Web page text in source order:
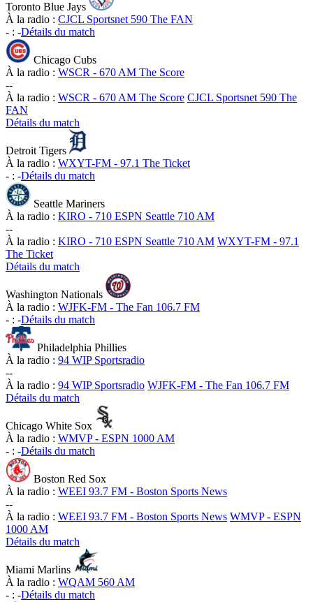
Toronto Blue Jays
À la radio : CJCL Sportsnet 590 The FAN
- : -Détails du match
Chicago Cubs
À la radio : WSCR - 670 AM The Score
--
À la radio : WSCR - 670 AM The Score CJCL Sportsnet 590 The
FAN
Détails du match
Detroit Tigers
À la radio : WXYT-FM - 97.1 The Ticket
- : -Détails du match
Seattle Mariners
À la radio : KIRO - 710 ESPN Seattle 710 AM
--
À la radio : KIRO - 710 ESPN Seattle 710 AM WXYT-FM - 97.1
The Ticket
Détails du match
Washington Nationals
À la radio : WJFK-FM - The Fan 106.7 FM
- : -Détails du match
Philadelphia Phillies
À la radio : 94 WIP Sportsradio
--
À la radio : 94 WIP Sportsradio WJFK-FM - The Fan 106.7 FM
Détails du match
Chicago White Sox
À la radio : WMVP - ESPN 1000 AM
- : -Détails du match
Boston Red Sox
À la radio : WEEI 93.7 FM - Boston Sports News
--
À la radio : WEEI 93.7 FM - Boston Sports News WMVP - ESPN
1000 AM
Détails du match
Miami Marlins
À la radio : WQAM 560 AM
- : -Détails du match